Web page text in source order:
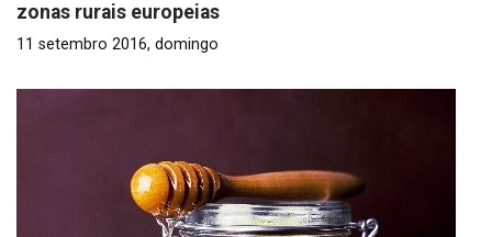
zonas rurais europeias
11 setembro 2016, domingo